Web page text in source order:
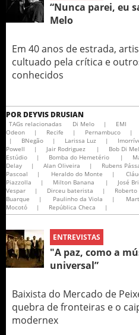
“Nunca parei, eu
Melo
Em 40 anos de estrada,
cultuado pela crítica e
conhecidos
POR DEYVIS DRUSIAN
TAGs relacionadas Di Melo |
EMI
Odeon
| Recife | Pernambuco |
|
BNegão | Larissa Luz |
Powell
| Jair Rodriguez | Bob Di
Estúdio
| Bomba do Hemetério |
Delay
| Alan Oliveira | Rubens
Pascoal
| Heraldo do Monte |
Piazzolla
| Milton Banana | José
Vespar
| Dirceu baterista | Roberto
Buarque
| Paulinho da Viola |
Mocotó
| República Checa |
ENTREVISTAS
"A paz, como a
universal”
Baixista do Mercado de
quebra de fronteiras e o
modernex